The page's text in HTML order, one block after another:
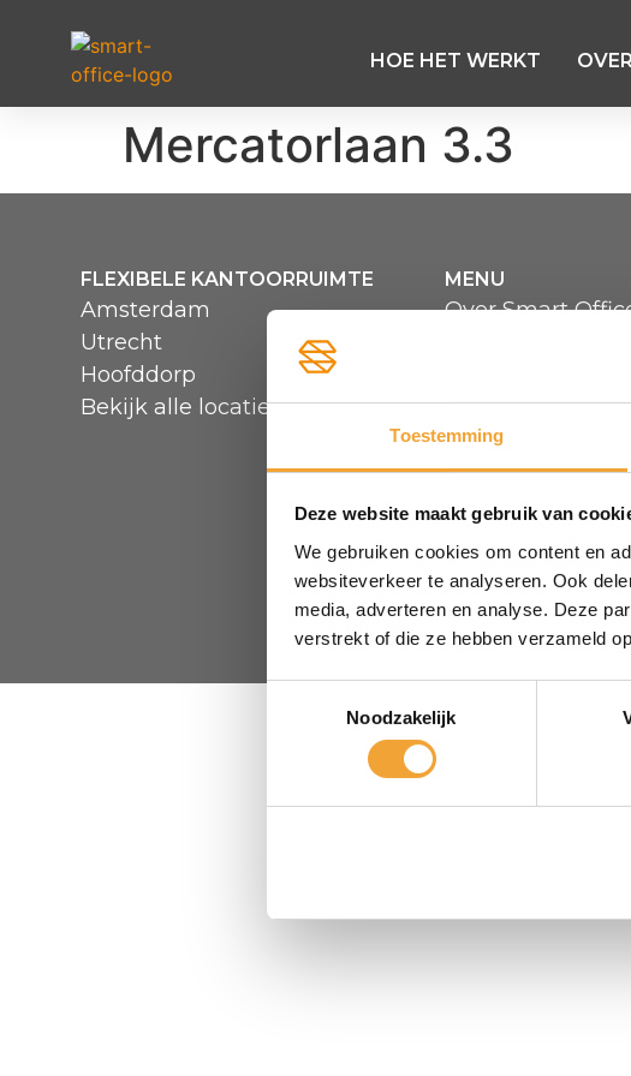
Toestemming
Deze website maakt gebruik van
We gebruiken cookies om content en
websiteverkeer te analyseren. Ook
media, adverteren en analyse. Deze
verstrekt of die ze hebben verzameld
Noodzakelijk
HOE HET WERKT
Mercatorlaan 3.3
FLEXIBELE KANTOORRUIMTE
Amsterdam
Utrecht
Hoofddorp
Bekijk alle locaties
MENU
Over Smart
Reserveren